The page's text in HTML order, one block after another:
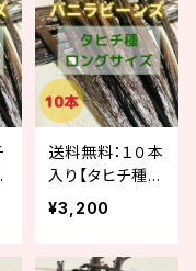
送料無料：１０本
入り【タヒチ種バ
ニラ・ロングサイ
ズ（16-17cm）】
¥3,200